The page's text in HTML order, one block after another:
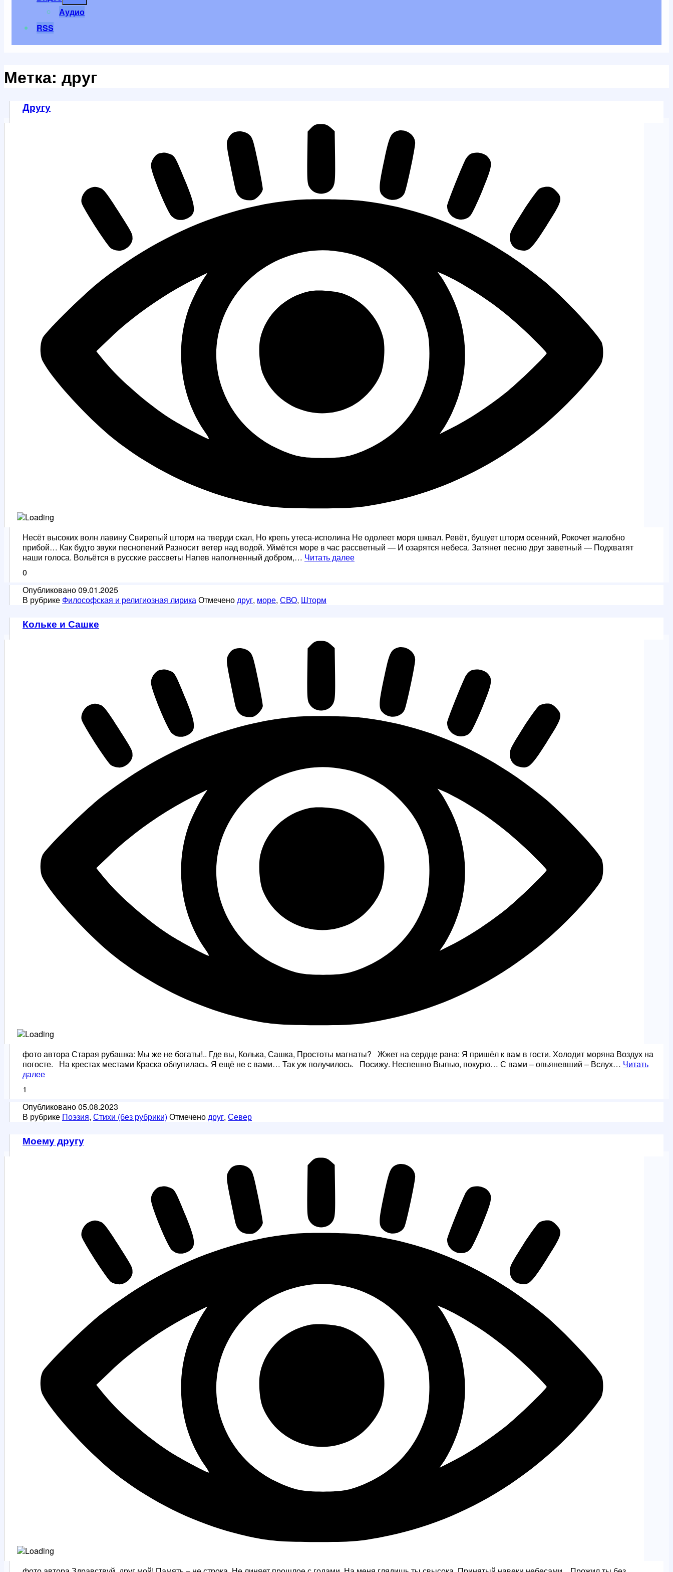
Аудио
RSS
Метка: друг
Другу
Несёт высоких волн лавину Свирепый шторм на тверди скал, Но крепь утеса-исполина Не одолеет моря шквал. Ревёт, бушует шторм осенний, Рокочет жалобно
прибой… Как будто звуки песнопений Разносит ветер над водой. Уймётся море в час рассветный — И озарятся небеса. Затянет песню друг заветный — Подхватят
наши голоса. Вольётся в русские рассветы Напев наполненный добром,… Читать далееДругу
0
Опубликовано09.01.2025
В рубрике Философская и религиозная лирикаОтмеченодруг, море, СВО, Шторм
Кольке и Сашке
фото автора Старая рубашка: Мы же не богаты!.. Где вы, Колька, Сашка, Простоты магнаты? Жжет на сердце рана: Я пришёл к вам в гости. Холодит моряна Воздух на
погосте. На крестах местами Краска облупилась. Я ещё не с вами… Так уж получилось. Посижу. Неспешно Выпью, покурю… С вами – опьяневший – Вслух… Читать
далееКольке
1
Опубликовано05.08.2023
В рубрике Поэзия, Стихи (без рубрики) Отмеченодруг, Север
Моему другу